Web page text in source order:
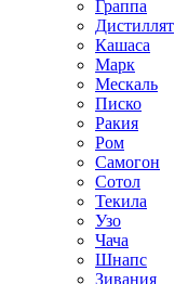
Граппа
Дистиллят
Кашаса
Марк
Мескаль
Писко
Ракия
Ром
Самогон
Сотол
Текила
Узо
Чача
Шнапс
Зивания